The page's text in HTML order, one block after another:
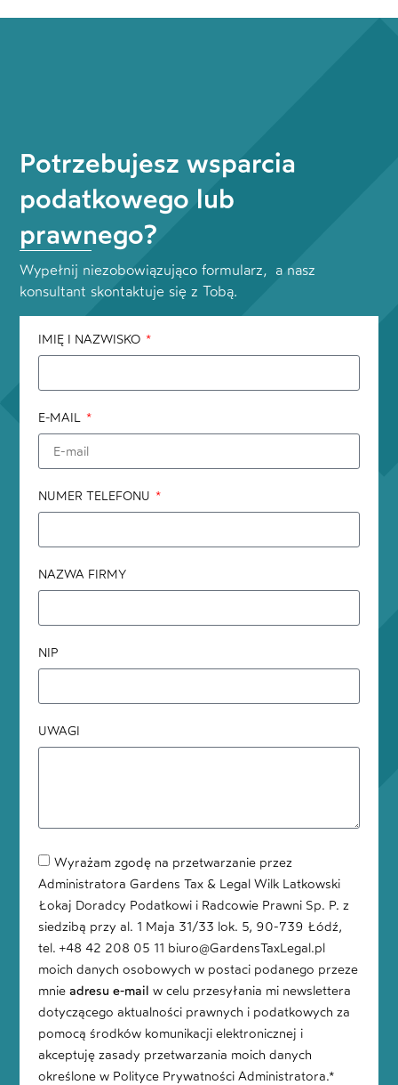
Potrzebujesz wsparcia
podatkowego lub
prawnego?
Wypełnij niezobowiązująco formularz, a nasz
konsultant skontaktuje się z Tobą.
IMIĘ I NAZWISKO
E-MAIL
NUMER TELEFONU
NAZWA FIRMY
NIP
UWAGI
Wyrażam zgodę na przetwarzanie przez
Administratora Gardens Tax & Legal Wilk Latkowski
Łokaj Doradcy Podatkowi i Radcowie Prawni Sp. P. z
siedzibą przy al. 1 Maja 31/33 lok. 5, 90-739 Łódź,
tel. +48 42 208 05 11 biuro@GardensTaxLegal.pl
moich danych osobowych w postaci podanego przeze
mnie adresu e-mail w celu przesyłania mi newslettera
dotyczącego aktualności prawnych i podatkowych za
pomocą środków komunikacji elektronicznej i
akceptuję zasady przetwarzania moich danych
określone w Polityce Prywatności Administratora.*